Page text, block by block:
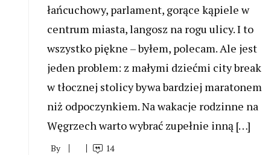
łańcuchowy, parlament, gorące kąpiele w
centrum miasta, langosz na rogu ulicy. I to
wszystko piękne – byłem, polecam. Ale jest
jeden problem: z małymi dziećmi city break
w tłocznej stolicy bywa bardziej maratonem
niż odpoczynkiem. Na wakacje rodzinne na
Węgrzech warto wybrać zupełnie inną […]
By 14